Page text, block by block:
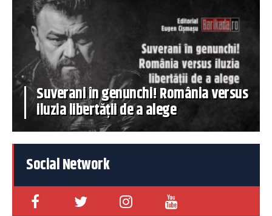
Suverani în genunchi! România versus
iluzia libertății de a alege
Social Network